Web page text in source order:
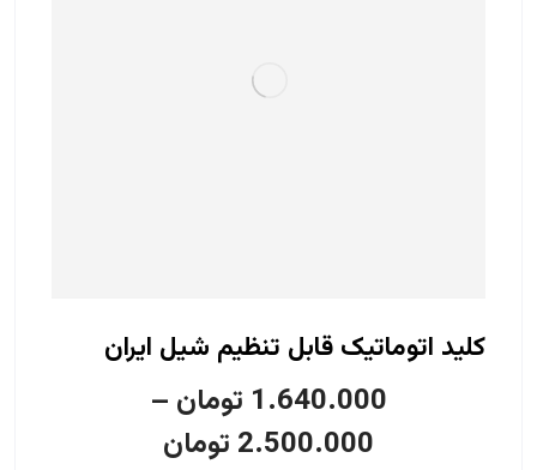
کلید اتوماتیک قابل تنظیم شیل ایران
1.640.000 تومان –
2.500.000 تومان